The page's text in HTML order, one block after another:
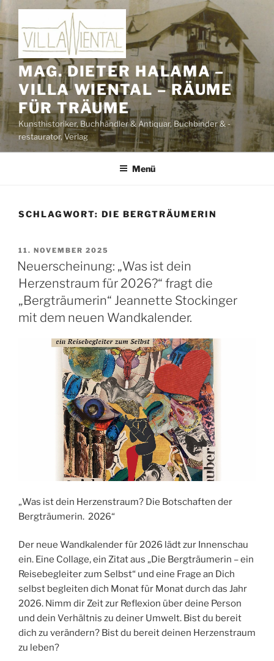
Zum
Inhalt
springen
MAG. DIETER HALAMA –
VILLA WIENTAL – RÄUME
FÜR TRÄUME
Kunsthistoriker, Buchhändler & Antiquar, Buchbinder & -
restaurator, Verlag
Menü
SCHLAGWORT: DIE BERGTRÄUMERIN
VERÖFFENTLICHT
AM
11. NOVEMBER 2025
Neuerscheinung: „Was ist dein
Herzenstraum für 2026?“ fragt die
„Bergträumerin“ Jeannette Stockinger
mit dem neuen Wandkalender.
„Was ist dein Herzenstraum? Die Botschaften der
Bergträumerin. 2026“
Der neue Wandkalender für 2026 lädt zur Innenschau
ein. Eine Collage, ein Zitat aus „Die Bergträumerin – ein
Reisebegleiter zum Selbst“ und eine Frage an Dich
selbst begleiten dich Monat für Monat durch das Jahr
2026. Nimm dir Zeit zur Reflexion über deine Person
und dein Verhältnis zu deiner Umwelt. Bist du bereit
dich zu verändern? Bist du bereit deinen Herzenstraum
zu leben?